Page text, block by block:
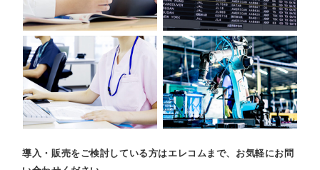
導入・販売をご検討している方はエレコムまで、お気軽にお問